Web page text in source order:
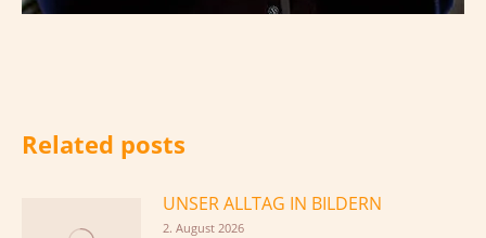
Related posts
UNSER ALLTAG IN BILDERN
2. August 2026